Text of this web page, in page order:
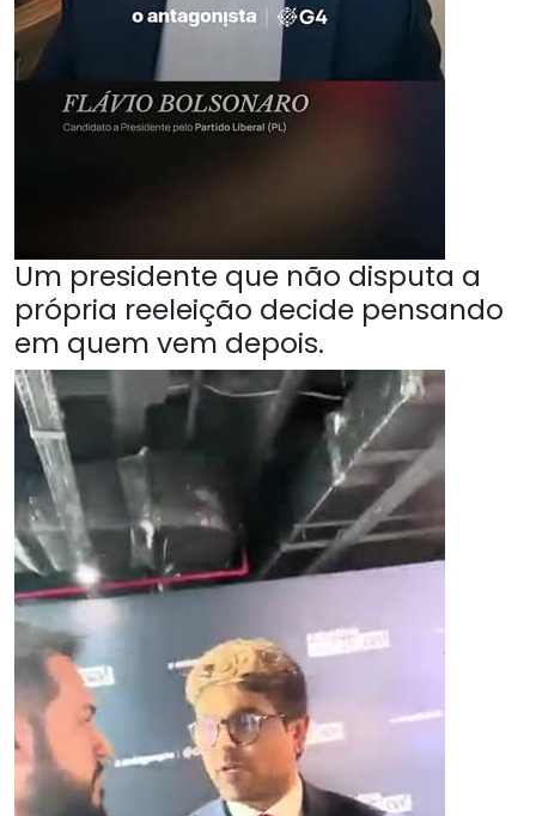
Um presidente que não disputa a
própria reeleição decide pensando
em quem vem depois.